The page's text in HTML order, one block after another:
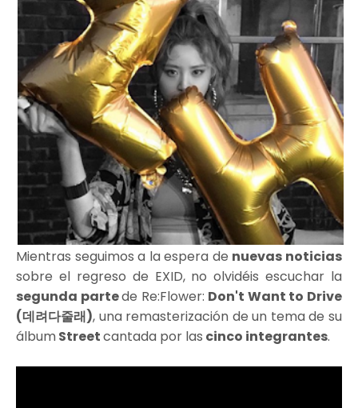
Mientras seguimos a la espera de nuevas noticias
sobre el regreso de EXID, no olvidéis escuchar la
segunda partede Re:Flower: Don't Want to Drive
(데려다줄래), una remasterización de un tema de su
álbumStreetcantada por las cinco integrantes.